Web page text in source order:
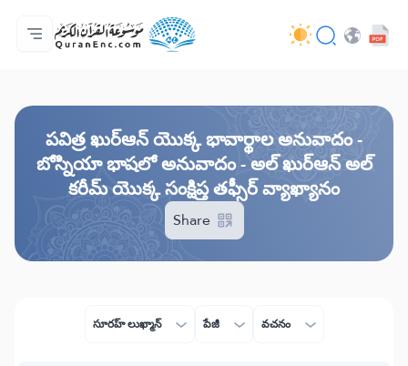
ప్రధాన పేజీ
అనువాదాల విషయసూచిక
Audio
డెవలపర్ల సేవలు - API
ప్రాజెక్ట్ గురించి
మమ్ముల్ని సంప్రదించండి
భాష
పవిత్ర ఖుర్ఆన్ యొక్క భావార్థాల అనువాదం -
బోస్నియా భాషలో అనువాదం - అల్ ఖుర్ఆన్ అల్
కరీమ్ యొక్క సంక్షిప్త తఫ్సీర్ వ్యాఖ్యానం
Share
సూరహ్ లుఖ్మాన్ పేజీ వచనం